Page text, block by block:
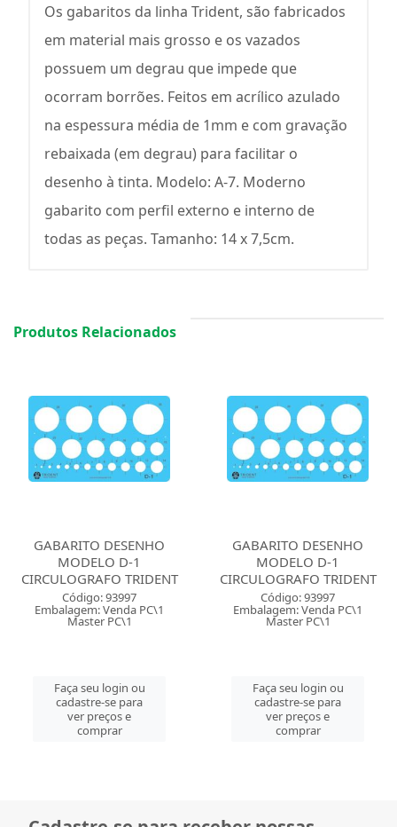
Os gabaritos da linha Trident, são fabricados
em material mais grosso e os vazados
possuem um degrau que impede que
ocorram borrões. Feitos em acrílico azulado
na espessura média de 1mm e com gravação
rebaixada (em degrau) para facilitar o
desenho à tinta. Modelo: A-7. Moderno
gabarito com perfil externo e interno de
todas as peças. Tamanho: 14 x 7,5cm.
Produtos Relacionados
GABARITO DESENHO
MODELO D-1
CIRCULOGRAFO TRIDENT
Código: 93997
Embalagem: Venda PC\1
Master PC\1
Faça seu login ou
cadastre-se para
ver preços e
comprar
GABARITO DESENHO
MODELO D-1
CIRCULOGRAFO TRIDENT
Código: 93997
Embalagem: Venda PC\1
Master PC\1
Faça seu login ou
cadastre-se para
ver preços e
comprar